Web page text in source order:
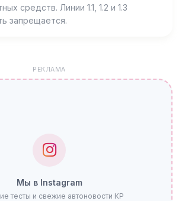
средств. Линии 1.1, 1.2 и 1.3
запрещается.
РЕКЛАМА
Мы в Instagram
тесты и свежие автоновости КР